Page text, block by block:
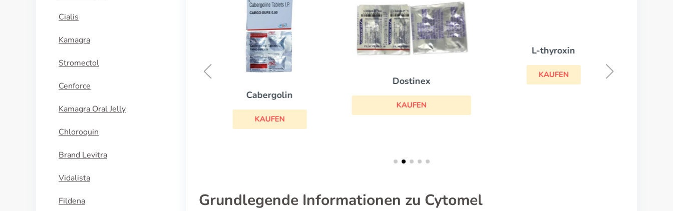
Cialis
Kamagra
Stromectol
Cenforce
Kamagra Oral Jelly
Chloroquin
Brand Levitra
Vidalista
Fildena
Cabergolin
KAUFEN
Dostinex
KAUFEN
Grundlegende Informationen zu Cytomel